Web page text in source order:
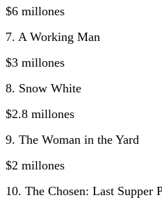
$6 millones
7. A Working Man
$3 millones
8. Snow White
$2.8 millones
9. The Woman in the Yard
$2 millones
10. The Chosen: Last Supper